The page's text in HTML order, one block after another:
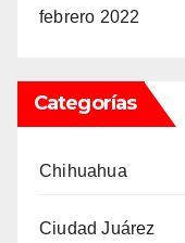
febrero 2022
Categorías
Chihuahua
Ciudad Juárez